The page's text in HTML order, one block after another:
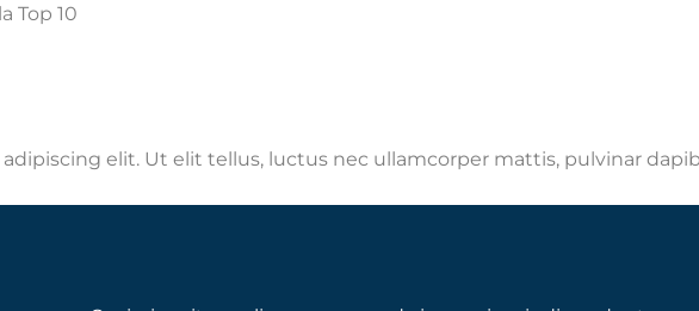
Top 10
elit. Ut elit tellus, luctus nec ullamcorper mattis, pulvinar